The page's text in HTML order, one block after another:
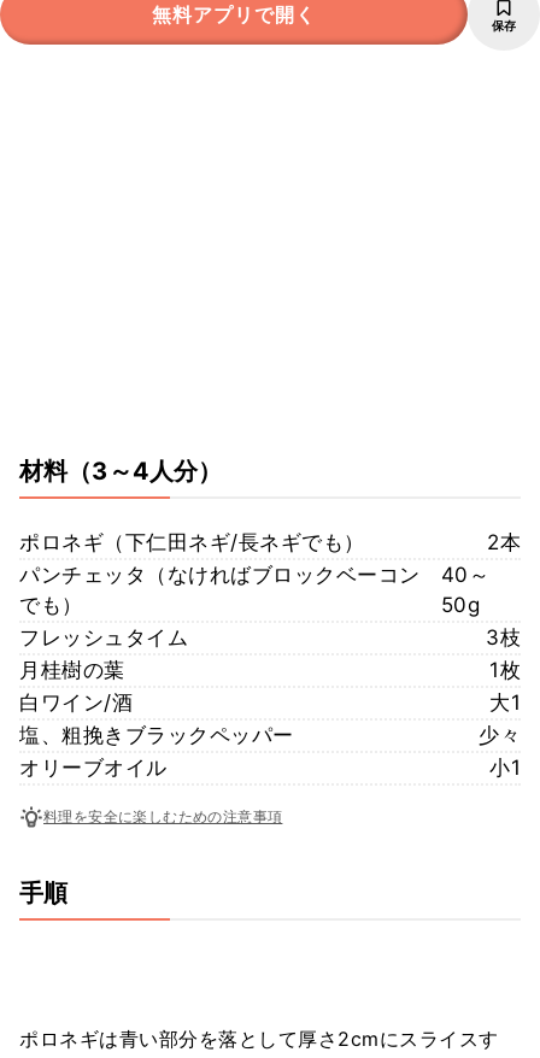
無料アプリで開く 保存
材料（3～4人分）
ポロネギ（下仁田ネギ/長ネギでも）
2本
パンチェッタ（なければブロックベーコン
でも）
40～
50g
フレッシュタイム
3枝
月桂樹の葉
1枚
白ワイン/酒
大1
塩、粗挽きブラックペッパー
少々
オリーブオイル
小1
料理を安全に楽しむための注意事項
手順
ポロネギは青い部分を落として厚さ2cmにスライスす